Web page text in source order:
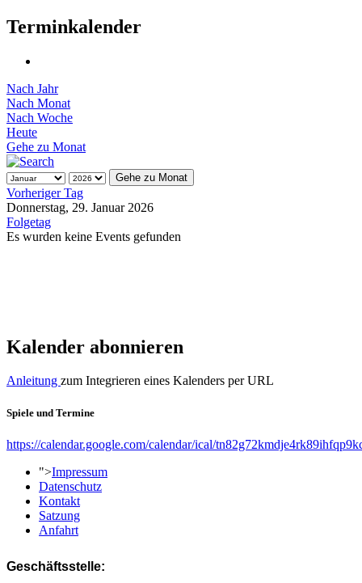
Terminkalender
Nach Jahr
Nach Monat
Nach Woche
Heute
Gehe zu Monat
Gehe zu Monat
Vorheriger Tag
Donnerstag, 29. Januar 2026
Folgetag
Es wurden keine Events gefunden
Kalender abonnieren
Anleitung zum Integrieren eines Kalenders per URL
Spiele und Termine
https://calendar.google.com/calendar/ical/
">Impressum
Datenschutz
Kontakt
Satzung
Anfahrt
Geschäftsstelle: